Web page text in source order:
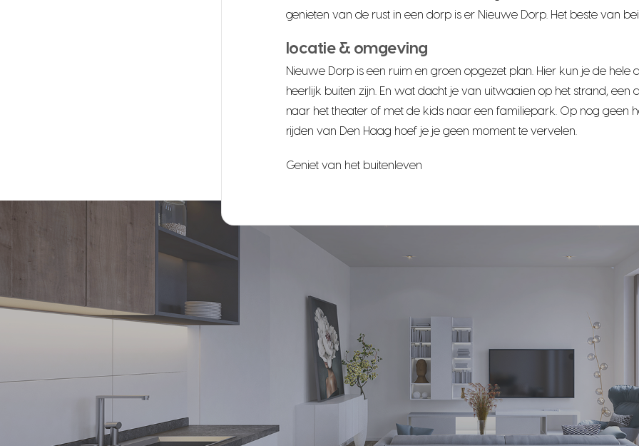
genieten van de rust in een dorp is er Nieuwe Dorp. Het beste van
locatie & omgeving
Nieuwe Dorp is een ruim en groen opgezet plan. Hier kun je de hele
heerlijk buiten zijn. En wat dacht je van uitwaaien op het strand, een
naar het theater of met de kids naar een familiepark. Op nog geen
rijden van Den Haag hoef je je geen moment te vervelen.
Geniet van het buitenleven